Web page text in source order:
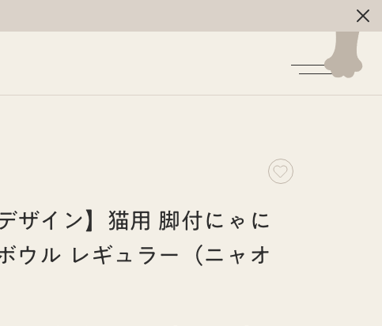
ザイン】猫用 脚付にゃに
ウル レギュラー（ニャオ